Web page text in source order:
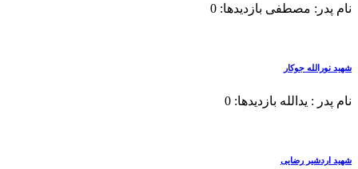
نام پدر: مصطفی بازدیدها: 0
شهید نورالله جوکار
نام پدر : یدالله بازدیدها: 0
شهید اردشیر رضایی